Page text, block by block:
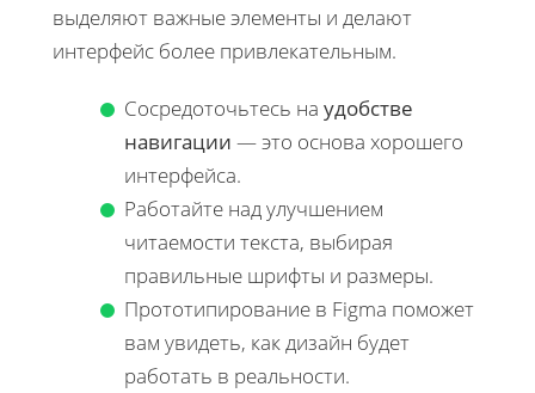
выделяют важные элементы и делают
интерфейс более привлекательным.
Сосредоточьтесь на удобстве
навигации — это основа хорошего
интерфейса.
Работайте над улучшением
читаемости текста, выбирая
правильные шрифты и размеры.
Прототипирование в Figma поможет
вам увидеть, как дизайн будет
работать в реальности.